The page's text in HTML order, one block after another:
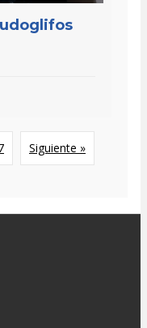
Siguiente »